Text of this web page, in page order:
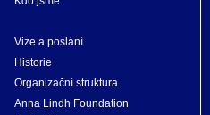
Vize a poslání
Historie
Organizační struktura
Anna Lindh Foundation